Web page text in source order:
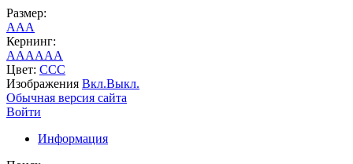
Размер:
AAA
Кернинг:
AAAAAA
Цвет: CCC
Изображения Вкл.Выкл.
Обычная версия сайта
Войти
Информация